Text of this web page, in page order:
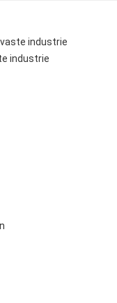
industrie
industrie